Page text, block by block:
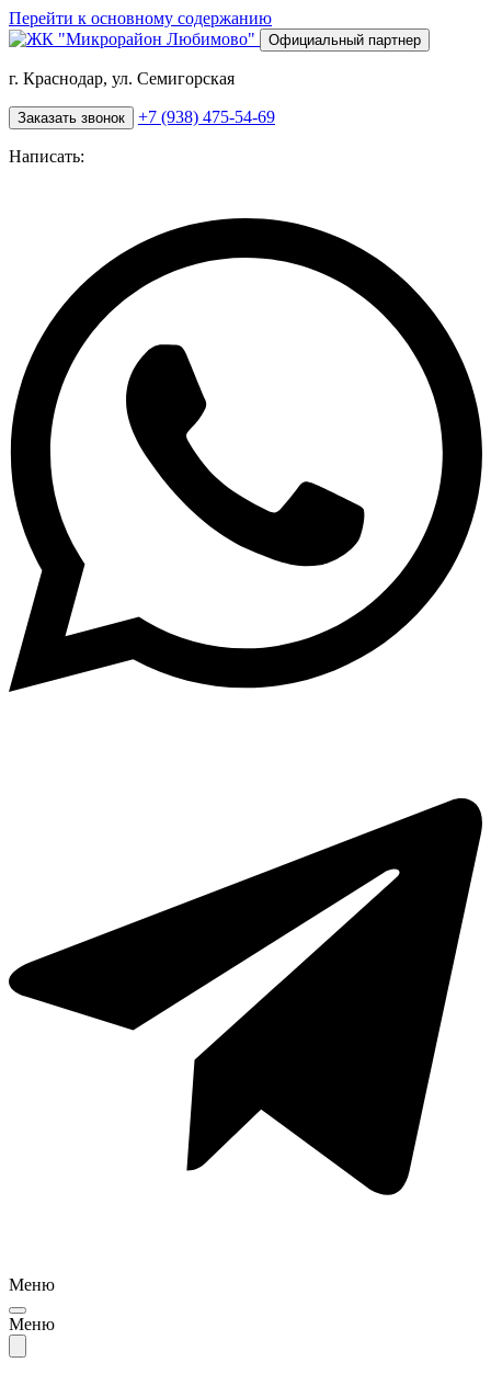
Перейти к основному содержанию
Официальный партнер
г. Краснодар, ул. Семигорская
Заказать звонок +7 (938) 475-54-69
Написать:
Меню
Меню